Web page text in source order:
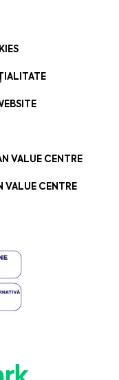
VALUE CENTRE
VALUE CENTRE